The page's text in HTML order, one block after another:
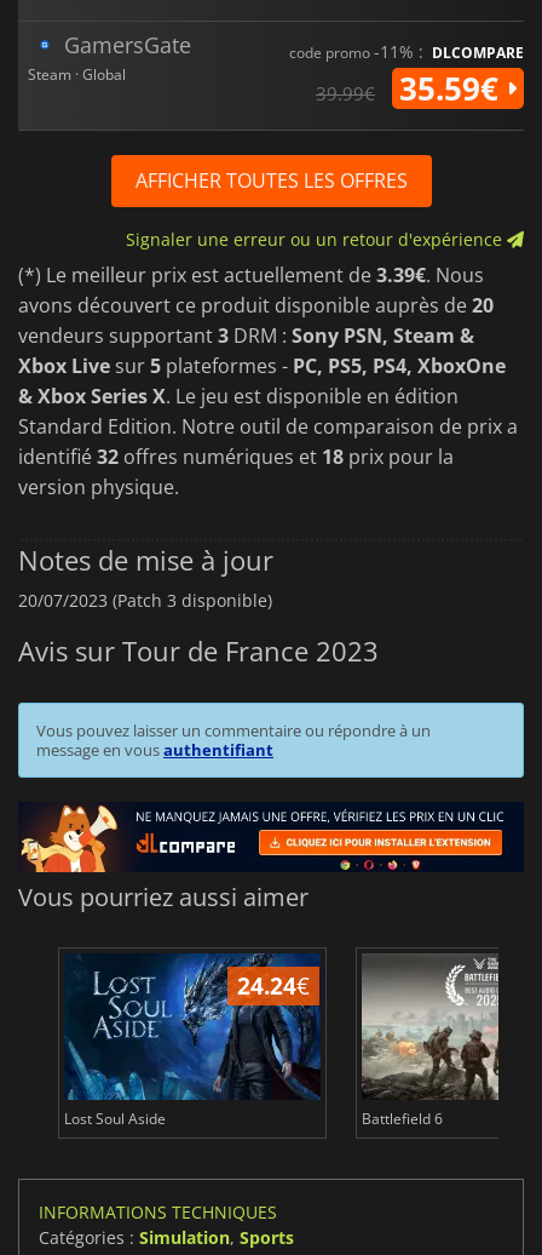
GamersGate
Steam · Global
code promo-11% : DLCOMPARE
39.99€ 35.59€
AFFICHER TOUTES LES OFFRES
Signaler une erreur ou un retour d'expérience
(*) Le meilleur prix est actuellement de3.39€. Nous
avons découvert ce produit disponible auprès de20
vendeurs supportant3 DRM : Sony PSN, Steam &
Xbox Live sur5 plateformes - PC, PS5, PS4, XboxOne
& Xbox Series X. Le jeu est disponible en édition
Standard Edition. Notre outil de comparaison de prix a
identifié32 offres numériques et 18 prix pour la
version physique.
Notes de mise à jour
20/07/2023 (Patch 3 disponible)
Avis sur Tour de France 2023
Vous pouvez laisser un commentaire ou répondre à un
message en vousauthentifiant
Vous pourriez aussi aimer
31.32€
Pragmata Total War WARHAMMER 3
INFORMATIONS TECHNIQUES
Catégories : Simulation, Sports